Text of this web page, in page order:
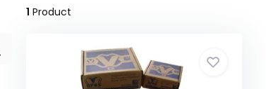
1 Product